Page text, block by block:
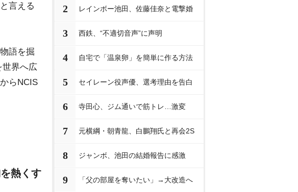
言える
語を掘
世界へ広
らNCIS
熱くす
2 レインボー池田、佐藤佳奈と電撃婚
3 西鉄、“不適切音声”に声明
4 自宅で「温泉卵」を簡単に作る方法
5 セイレーン役声優、選考理由を告白
6 寺田心、ジム通いで筋トレ…激変
7 元横綱・朝青龍、白鵬翔氏と再会2S
8 ジャンボ、池田の結婚報告に感激
9 「父の部屋を奪いたい」→大改造へ